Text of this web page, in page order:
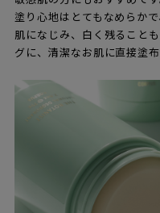
塗り心地はとてもなめらか
肌になじみ、白く残ること
グに、清潔なお肌に直接塗布